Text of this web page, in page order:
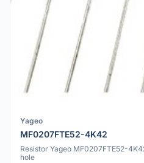
Yageo
MF0207FTE52-4K42
Resistor Yageo MF0207FTE52-
hole